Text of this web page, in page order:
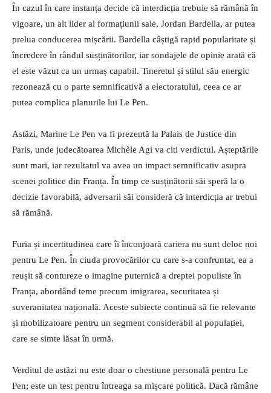
În cazul în care instanța decide că interdicția trebuie să rămână în
vigoare, un alt lider al formațiunii sale, Jordan Bardella, ar putea
prelua conducerea mișcării. Bardella câștigă rapid popularitate și
încredere în rândul susținătorilor, iar sondajele de opinie arată că
el este văzut ca un urmaș capabil. Tineretul și stilul său energic
rezonează cu o parte semnificativă a electoratului, ceea ce ar
putea complica planurile lui Le Pen.
Astăzi, Marine Le Pen va fi prezentă la Palais de Justice din
Paris, unde judecătoarea Michèle Agi va citi verdictul. Așteptările
sunt mari, iar rezultatul va avea un impact semnificativ asupra
scenei politice din Franța. În timp ce susținătorii săi speră la o
decizie favorabilă, adversarii săi consideră că interdicția ar trebui
să rămână.
Furia și incertitudinea care îi înconjoară cariera nu sunt deloc noi
pentru Le Pen. În ciuda provocărilor cu care s-a confruntat, ea a
reușit să contureze o imagine puternică a dreptei populiste în
Franța, abordând teme precum imigrarea, securitatea și
suveranitatea națională. Aceste subiecte continuă să fie relevante
și mobilizatoare pentru un segment considerabil al populației,
care se simte lăsat în urmă.
Verditul de astăzi nu este doar o chestiune personală pentru Le
Pen; este un test pentru întreaga sa mișcare politică. Dacă rămâne